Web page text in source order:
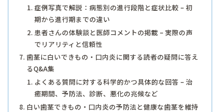
症例写真で解説：病態別の進行段階と症状比較 – 初
期から進行期までの違い
患者さんの体験談と医師コメントの掲載 – 実際の声
でリアリティと信頼性
歯茎に白いできもの・口内炎に関する読者の疑問に答え
るQ&A集
よくある質問に対する科学的かつ具体的な回答 – 治
癒期間、予防法、診断、悪化の兆候など
白い歯茎できもの・口内炎の予防法と健康な歯茎を維持